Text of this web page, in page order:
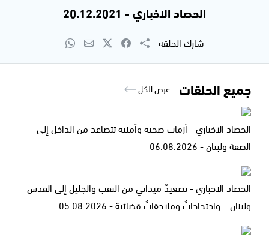
الحصاد الاخباري - 20.12.2021
شارك الحلقة
جميع الحلقات عرض الكل
الحصاد الاخباري - أزمات صحية وأمنية تتصاعد من الداخل إلى
الضفة ولبنان - 06.08.2026
الحصاد الاخباري - تصعيدٌ ميداني من النقب والجليل إلى القدس
ولبنان... واحتجاجاتٌ وملاحقاتٌ قضائية - 05.08.2026